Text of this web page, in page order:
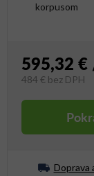
korpusom
595,32 €
484 € bez DPH
Doprava